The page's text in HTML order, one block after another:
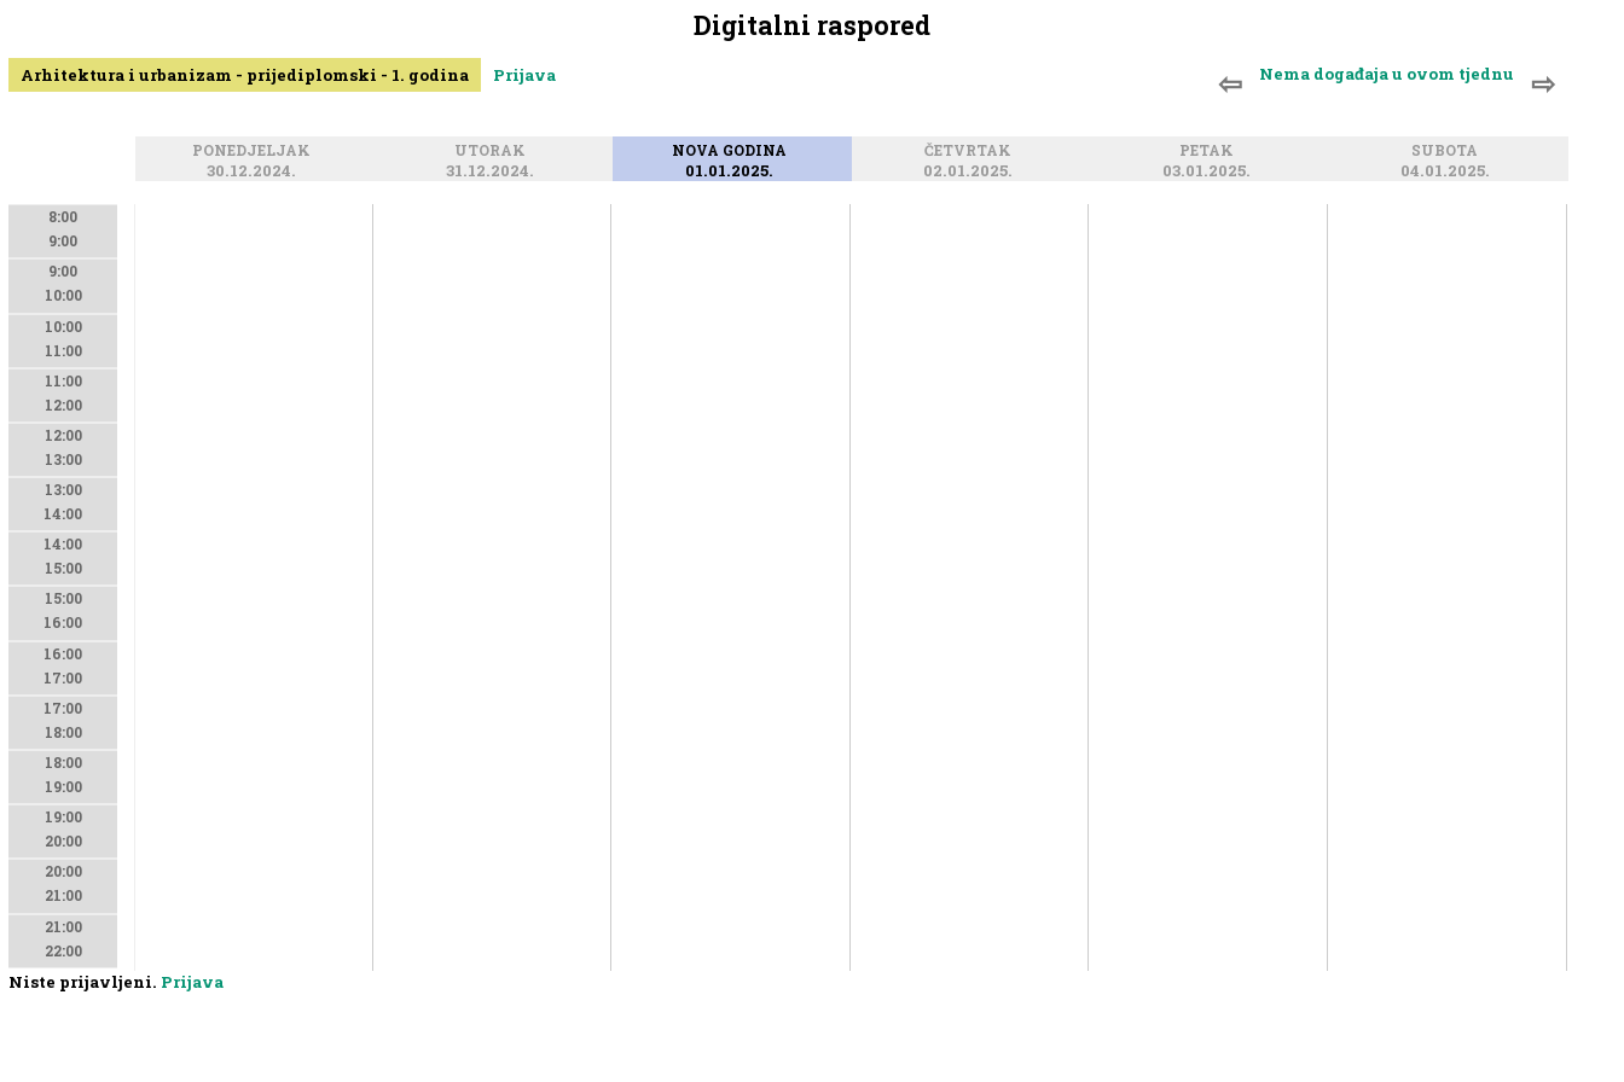
Digitalni raspored
⇦ Nema događaja u ovom tjednu ⇨
Arhitektura i urbanizam - prijediplomski - 1. godina Prijava
PONEDJELJAK
30.12.2024.
UTORAK
31.12.2024.
NOVA GODINA
01.01.2025.
ČETVRTAK
02.01.2025.
PETAK
03.01.2025.
SUBOTA
04.01.2025.
8:00
9:00
9:00
10:00
10:00
11:00
11:00
12:00
12:00
13:00
13:00
14:00
14:00
15:00
15:00
16:00
16:00
17:00
17:00
18:00
18:00
19:00
19:00
20:00
20:00
21:00
21:00
22:00
Niste prijavljeni. Prijava